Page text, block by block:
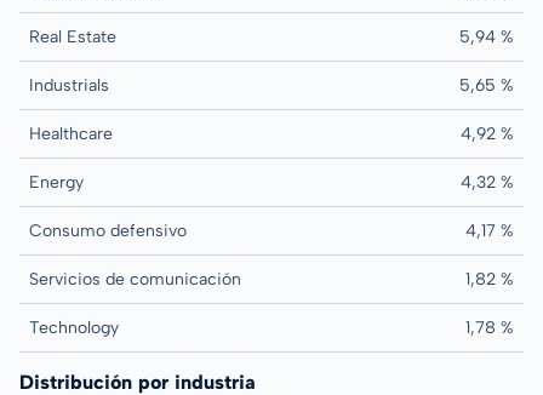
Real Estate 5,94 %
Industrials 5,65 %
Healthcare 4,92 %
Energy 4,32 %
Consumo defensivo 4,17 %
Servicios de comunicación 1,82 %
Technology 1,78 %
Distribución por industria